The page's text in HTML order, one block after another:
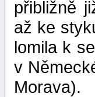
přibližně
až ke
lomila k
v
Morava).